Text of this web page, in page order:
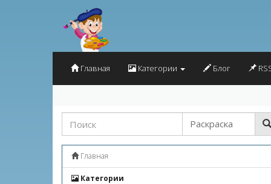
Главная Категории Блог
Главная
Категории